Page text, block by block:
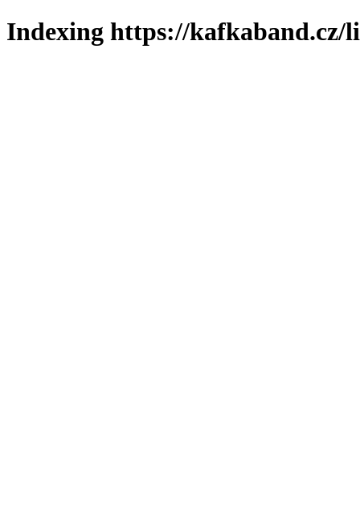
Indexing https://kafkaband.cz/